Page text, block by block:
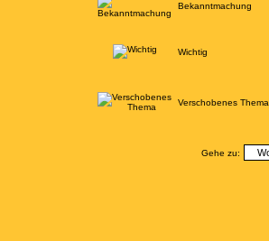
Bekanntmachung
Wichtig
Verschobenes Thema
Gehe zu: